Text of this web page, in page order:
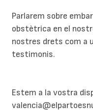
Parlarem sobre
obstètrica en el
nostres drets com a
testimonis.
Estem a la vostra